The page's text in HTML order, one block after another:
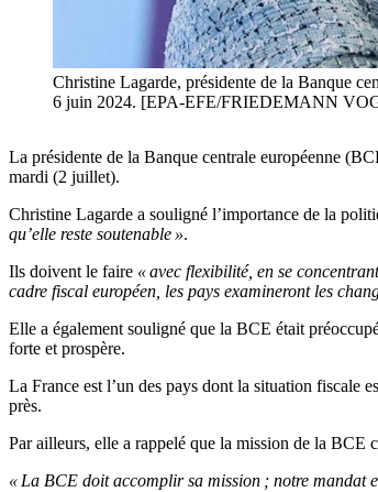
Christine Lagarde, présidente de la Banque
6 juin 2024. [EPA-EFE/FRIEDEMANN
La présidente de la Banque centrale européenne
mardi (2 juillet).
Christine Lagarde a souligné l’importance de la
qu’elle reste soutenable ».
Ils doivent le faire « avec flexibilité, en se
cadre fiscal européen, les pays examineront les
Elle a également souligné que la BCE était
forte et prospère.
La France est l’un des pays dont la situation fiscale
près.
Par ailleurs, elle a rappelé que la mission de la BCE
« La BCE doit accomplir sa mission ; notre mandat